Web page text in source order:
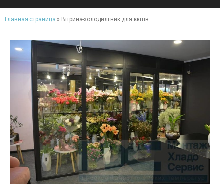
Главная страница » Вітрина-холодильник для квітів